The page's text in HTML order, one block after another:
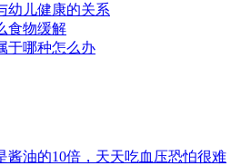
幼儿健康的关系
食物缓解
于哪种怎么办
酱油的10倍，天天吃血压恐怕很难